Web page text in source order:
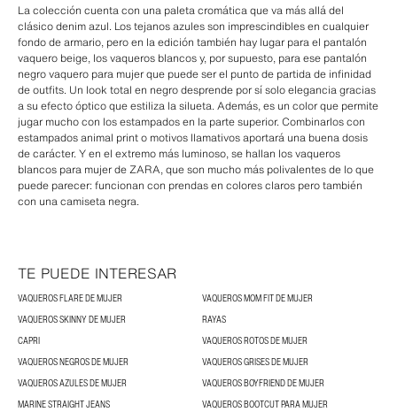
La colección cuenta con una paleta cromática que va más allá del
clásico denim azul. Los tejanos azules son imprescindibles en cualquier
fondo de armario, pero en la edición también hay lugar para el pantalón
vaquero beige, los vaqueros blancos y, por supuesto, para ese pantalón
negro vaquero para mujer que puede ser el punto de partida de infinidad
de outfits. Un look total en negro desprende por sí solo elegancia gracias
a su efecto óptico que estiliza la silueta. Además, es un color que permite
jugar mucho con los estampados en la parte superior. Combinarlos con
estampados animal print o motivos llamativos aportará una buena dosis
de carácter. Y en el extremo más luminoso, se hallan los vaqueros
blancos para mujer de ZARA, que son mucho más polivalentes de lo que
puede parecer: funcionan con prendas en colores claros pero también
con una camiseta negra.
TE PUEDE INTERESAR
VAQUEROS FLARE DE MUJER
VAQUEROS MOM FIT DE MUJER
VAQUEROS SKINNY DE MUJER
RAYAS
CAPRI
VAQUEROS ROTOS DE MUJER
VAQUEROS NEGROS DE MUJER
VAQUEROS GRISES DE MUJER
VAQUEROS AZULES DE MUJER
VAQUEROS BOYFRIEND DE MUJER
MARINE STRAIGHT JEANS
VAQUEROS BOOTCUT PARA MUJER